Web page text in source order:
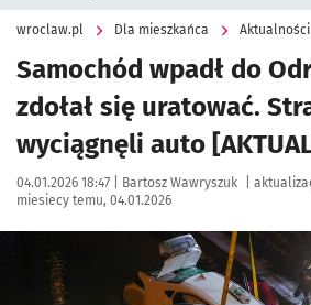
wroclaw.pl Dla mieszkańca Aktualności
Samochód wpadł do
zdołał się uratować.
wyciągnęli auto
Data publikacji:
04.01.2026 18:47 | Autor:
Bartosz Wawryszuk
miesiecy temu, 04.01.2026
Kliknij, aby zobaczyć galerię
Kliknij, aby powiększyć